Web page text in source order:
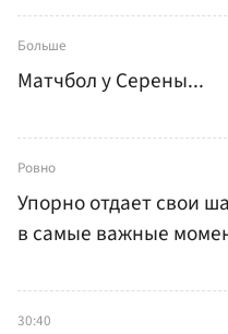
Больше
Матчбол у Серены...
Ровно
Упорно отдает свои
в самые важные
30:40